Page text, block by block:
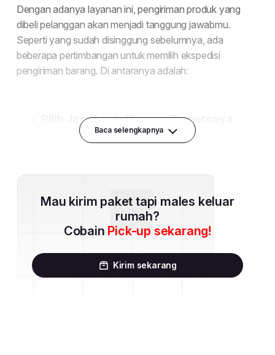
Baca selengkapnya
Mau kirim paket tapi males keluar
rumah?
Cobain Pick-up sekarang!
Kirim sekarang